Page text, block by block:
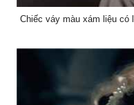
Chiếc váy màu xám liệu có